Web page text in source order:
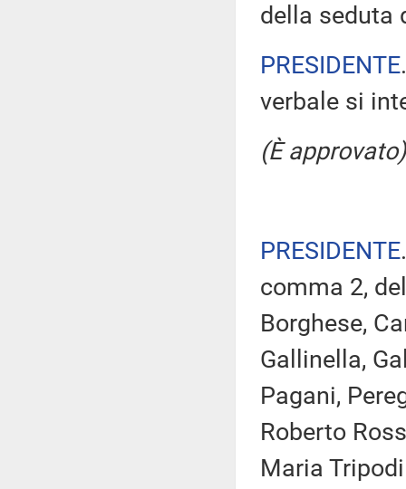
della seduta
PRESIDENTE
verbale si
(È approvato)
PRESIDENTE
comma 2,
Borghese,
Gallinella,
Pagani,
Roberto
Maria